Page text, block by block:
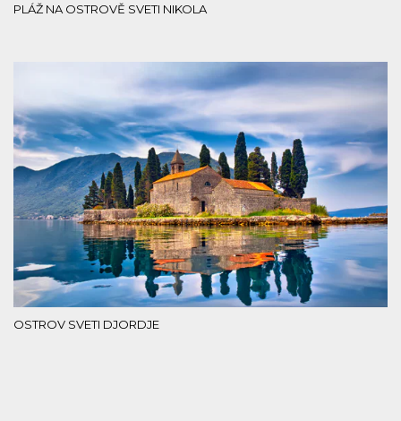
PLÁŽ NA OSTROVĚ SVETI NIKOLA
OSTROV SVETI DJORDJE